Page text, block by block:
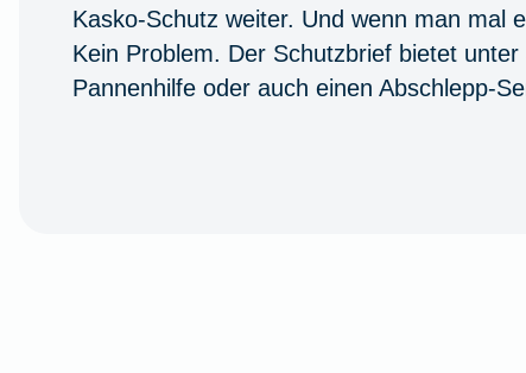
Kasko-Schutz weiter. Und wenn man mal
Kein Problem. Der Schutzbrief bietet
Pannenhilfe oder auch einen Abschlepp-